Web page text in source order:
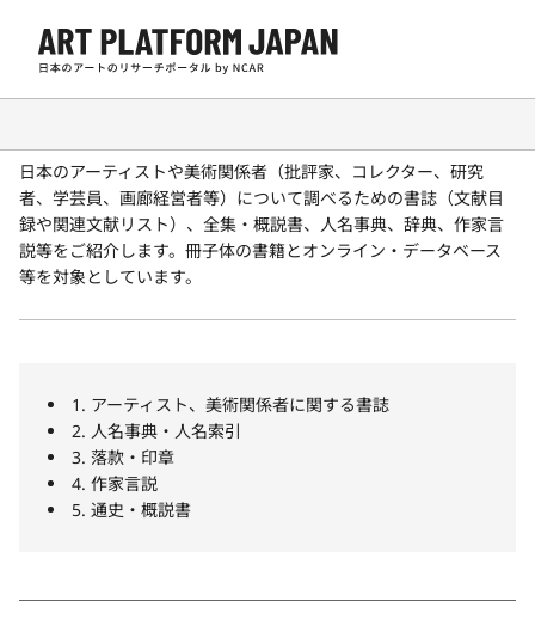
アーティスト・美術関係者
日本のアーティストや美術関係者（批評家、コレクター、研究
者、学芸員、画廊経営者等）について調べるための書誌（文献目
録や関連文献リスト）、全集・概説書、人名事典、辞典、作家言
説等をご紹介します。冊子体の書籍とオンライン・データベース
等を対象としています。
1. アーティスト、美術関係者に関する書誌
2. 人名事典・人名索引
3. 落款・印章
4. 作家言説
5. 通史・概説書